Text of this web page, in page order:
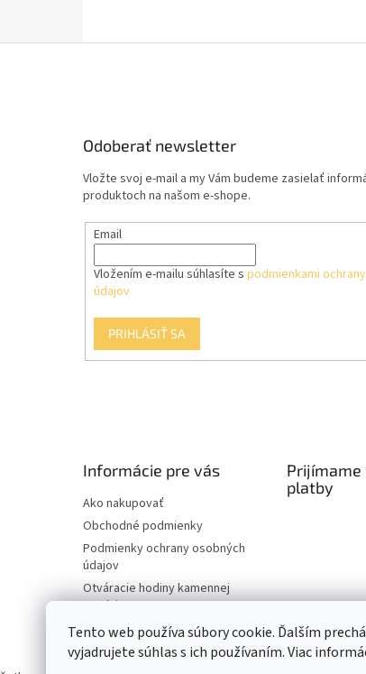
Tento web používa súbory cookie. Ďalším
vyjadrujete súhlas s ich používaním. Viac
Odoberať newsletter
Vložte svoj e-mail a my Vám budeme zasielať
produktoch na našom e-shope.
Email
Vložením e-mailu súhlasíte s podmienkami
údajov
PRIHLÁSIŤ SA
Informácie pre vás
Ako nakupovať
Obchodné podmienky
Podmienky ochrany osobných
údajov
Otváracie hodiny kamennej
predajne
Prijímame
platby